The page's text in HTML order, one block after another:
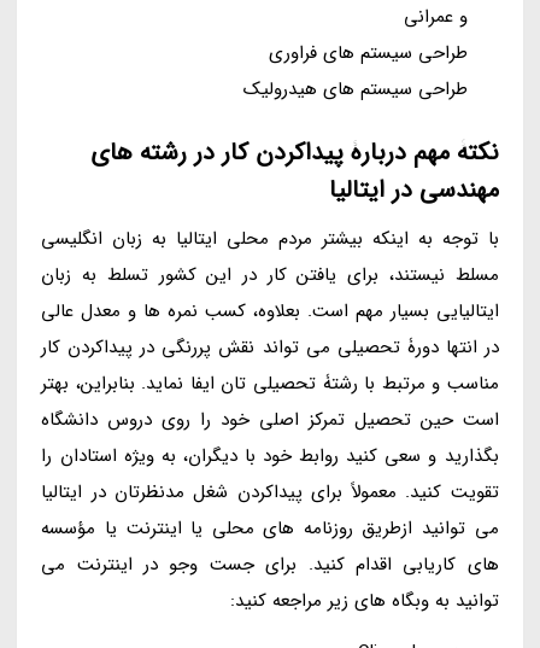
و عمرانی
طراحی سیستم های فراوری
طراحی سیستم های هیدرولیک
نکتۀ مهم دربارۀ پیداکردن کار در رشته های
مهندسی در ایتالیا
با توجه به اینکه بیشتر مردم محلی ایتالیا به زبان انگلیسی
مسلط نیستند، برای یافتن کار در این کشور تسلط به زبان
ایتالیایی بسیار مهم است. بعلاوه، کسب نمره ها و معدل عالی
در انتها دورۀ تحصیلی می تواند نقش پررنگی در پیداکردن کار
مناسب و مرتبط با رشتۀ تحصیلی تان ایفا نماید. بنابراین، بهتر
است حین تحصیل تمرکز اصلی خود را روی دروس دانشگاه
بگذارید و سعی کنید روابط خود با دیگران، به ویژه استادان را
تقویت کنید. معمولاً برای پیداکردن شغل مدنظرتان در ایتالیا
می توانید ازطریق روزنامه های محلی یا اینترنت یا مؤسسه
های کاریابی اقدام کنید. برای جست وجو در اینترنت می
توانید به وبگاه های زیر مراجعه کنید: